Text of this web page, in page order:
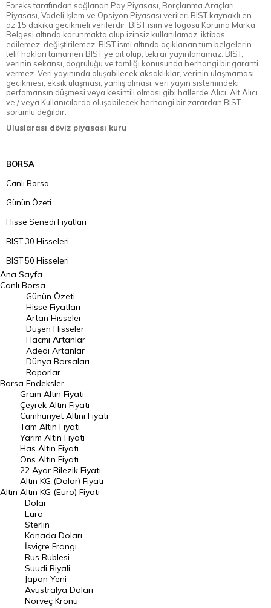
Foreks tarafından sağlanan Pay Piyasası, Borçlanma Araçları
Piyasası, Vadeli İşlem ve Opsiyon Piyasası verileri BIST kaynaklı en
az 15 dakika gecikmeli verilerdir. BIST isim ve logosu Koruma Marka
Belgesi altında korunmakta olup izinsiz kullanılamaz, iktibas
edilemez, değiştirilemez. BIST ismi altında açıklanan tüm belgelerin
telif hakları tamamen BIST'ye ait olup, tekrar yayınlanamaz. BIST,
verinin sekansı, doğruluğu ve tamlığı konusunda herhangi bir garanti
vermez. Veri yayınında oluşabilecek aksaklıklar, verinin ulaşmaması,
gecikmesi, eksik ulaşması, yanlış olması, veri yayın sistemindeki
perfomansın düşmesi veya kesintili olması gibi hallerde Alıcı, Alt Alıcı
ve / veya Kullanıcılarda oluşabilecek herhangi bir zarardan BIST
sorumlu değildir.
Uluslarası döviz piyasası kuru
BORSA
Canlı Borsa
Günün Özeti
Hisse Senedi Fiyatları
BIST 30 Hisseleri
BIST 50 Hisseleri
BIST 100 Hisseleri
En Çok Artan Hisseler
En Çok Düşen Hisseler
Hacmi Artanlar
Geçmiş Kapanışlar
Dünya Borsaları
Raporlar
Endeksler
DÖVİZ
Döviz Kuru
Dolar Kuru
Euro Kuru
Pound Kuru
Frank Kuru
Riyal Kuru
Avustralya Doları
Danimarka Kronu Kuru
Ana Sayfa
Canlı Borsa
Borsa
Günün Özeti
Hisse Fiyatları
Artan Hisseler
Düşen Hisseler
Hacmi Artanlar
Adedi Artanlar
Dünya Borsaları
Raporlar
Endeksler
Altın
Gram Altın Fiyatı
Çeyrek Altın Fiyatı
Cumhuriyet Altını Fiyatı
Tam Altın Fiyatı
Yarım Altın Fiyatı
Has Altın Fiyatı
Ons Altın Fiyatı
22 Ayar Bilezik Fiyatı
Altın KG (Dolar) Fiyatı
Altın KG (Euro) Fiyatı
Dolar
Euro
Sterlin
Kanada Doları
İsviçre Frangı
Rus Rublesi
Suudi Riyali
Japon Yeni
Avustralya Doları
Norveç Kronu